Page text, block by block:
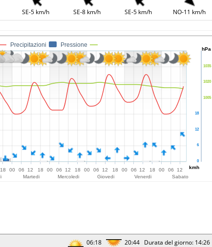
SE-5 km/h SE-8 km/h SE-5 km/h NO-11 km/h
kmh
hPa
Pressione
Precipitazioni
18 00 06
12
Martedi
18 00 06
12
Mercoledi
18 00 06
12
Giovedi
18 00 06
12
Venerdi
18 00 06
12
Sabato
0
6
12
18
1005
1020
1035
06:18 20:44 Durata del giorno: 14:26